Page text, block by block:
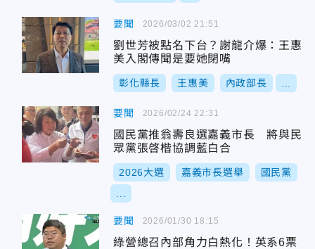
要聞
劉世芳被點名下台？謝龍介爆：王惠
美入閣傳聞是要她閉嘴
彰化縣長 王惠美 內政部長
2026/03/02 21:51
要聞
國民黨推翁壽良選嘉義市長 將與民
眾黨張啓楷協調藍白合
2026大選 嘉義市長選舉 國民黨
2026/02/24 22:31
要聞
綠營總召內部角力白熱化！英系6票
2026/01/30 18:15